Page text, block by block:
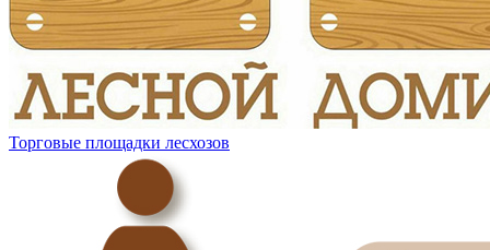
Торговые площадки лесхозов